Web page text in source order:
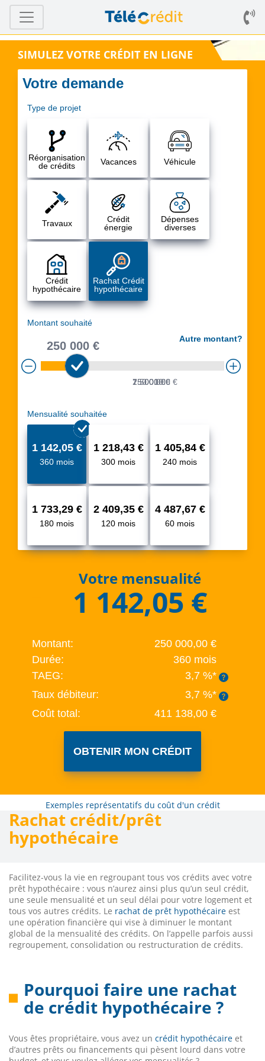
SIMULEZ VOTRE CRÉDIT EN LIGNE
Votre demande
Type de projet
Réorganisation
de crédits
Vacances Véhicule
Travaux
Crédit
énergie
Dépenses
diverses
Crédit
hypothécaire
Rachat Crédit
hypothécaire
Montant souhaité
Autre montant?
250 000 €
25 001 €
750 000 €
1 500 000 €
Mensualité souhaitée
1 142,05 €
360 mois
1 218,43 €
300 mois
1 405,84 €
240 mois
1 733,29 €
180 mois
2 409,35 €
120 mois
4 487,67 €
60 mois
Votre mensualité
1 142,05 €
Montant:
250 000,00 €
Durée:
360 mois
TAEG:
3,7 %*
Taux débiteur:
3,7 %*
Coût total:
411 138,00 €
OBTENIR MON CRÉDIT
Exemples représentatifs du coût d'un crédit
Rachat crédit/prêt
hypothécaire
Facilitez-vous la vie en regroupant tous vos crédits avec votre
prêt hypothécaire : vous n’aurez ainsi plus qu’un seul crédit,
une seule mensualité et un seul délai pour votre logement et
tous vos autres crédits. Le rachat de prêt hypothécaire est
une opération financière qui vise à diminuer le montant
global de la mensualité des crédits. On l’appelle parfois aussi
regroupement, consolidation ou restructuration de crédits.
Pourquoi faire une rachat
de crédit hypothécaire ?
Vous êtes propriétaire, vous avez un crédit hypothécaire et
d’autres prêts ou financements qui pèsent lourd dans votre